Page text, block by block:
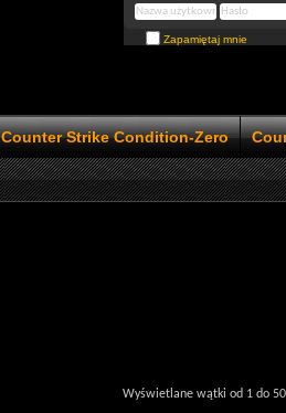
Zapamiętaj mnie
Counter Strike Condition-Zero
Wyświetlane wątki od 1 do